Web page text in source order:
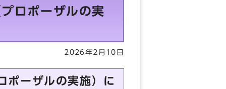
ロポーザルの実
2026年2月10日
ポーザルの実施）に